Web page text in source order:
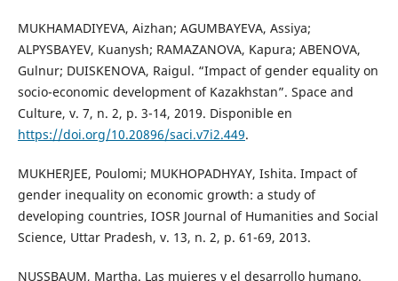
MUKHAMADIYEVA, Aizhan; AGUMBAYEVA, Assiya;
ALPYSBAYEV, Kuanysh; RAMAZANOVA, Kapura; ABENOVA,
Gulnur; DUISKENOVA, Raigul. “Impact of gender equality on
socio-economic development of Kazakhstan”. Space and
Culture, v. 7, n. 2, p. 3-14, 2019. Disponible en
https://doi.org/10.20896/saci.v7i2.449.
MUKHERJEE, Poulomi; MUKHOPADHYAY, Ishita. Impact of
gender inequality on economic growth: a study of
developing countries, IOSR Journal of Humanities and Social
Science, Uttar Pradesh, v. 13, n. 2, p. 61-69, 2013.
NUSSBAUM, Martha. Las mujeres y el desarrollo humano.